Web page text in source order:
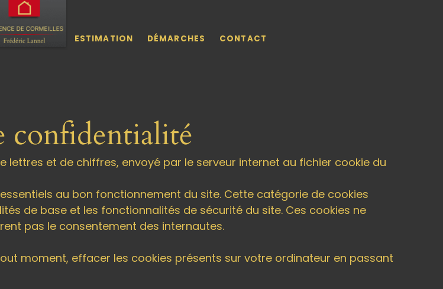
ESTIMATION DÉMARCHES CONTACT
confidentialité
lettres et de chiffres, envoyé par le serveur internet au fichier cookie du
au bon fonctionnement du site. Cette catégorie de cookies
de base et les fonctionnalités de sécurité du site. Ces cookies ne
pas le consentement des internautes.
moment, effacer les cookies présents sur votre ordinateur en passant